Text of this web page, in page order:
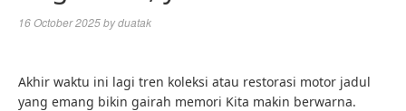
16 October 2025byduatak
Akhir waktu ini lagi tren koleksi atau restorasi motor jadul
yang emang bikin gairah memori Kita makin berwarna.